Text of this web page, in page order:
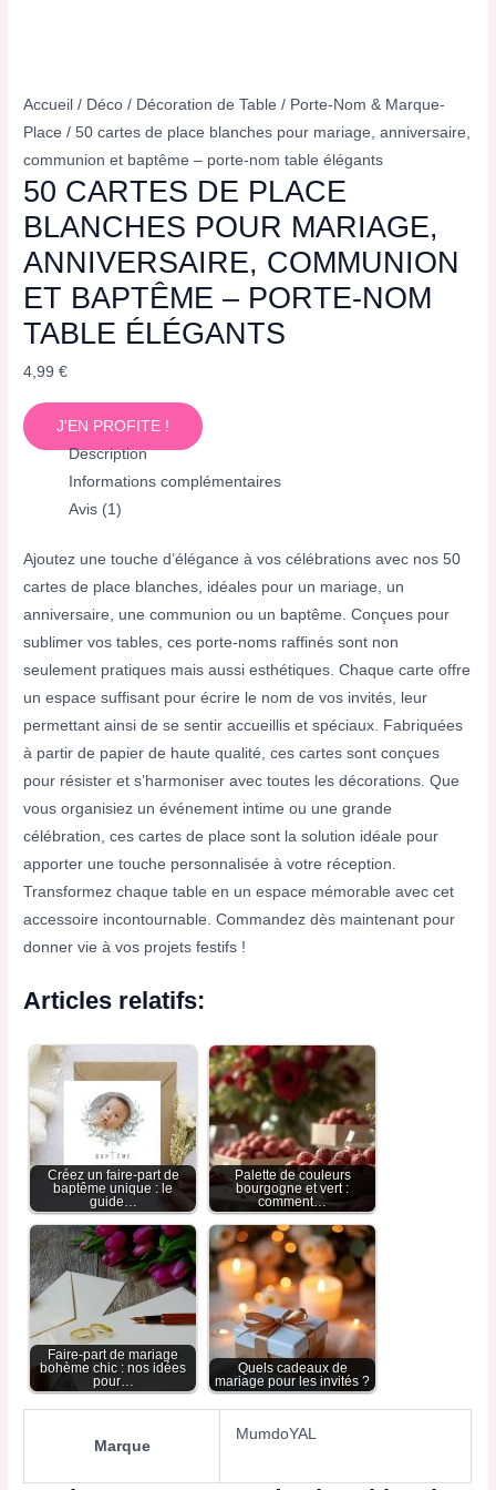
Accueil / Déco / Décoration de Table / Porte-Nom & Marque-
Place / 50 cartes de place blanches pour mariage, anniversaire,
communion et baptême – porte-nom table élégants
50 CARTES DE PLACE
BLANCHES POUR MARIAGE,
ANNIVERSAIRE, COMMUNION
ET BAPTÊME – PORTE-NOM
TABLE ÉLÉGANTS
4,99€
J'EN PROFITE !
Description
Informations complémentaires
Avis (1)
Ajoutez une touche d’élégance à vos célébrations avec nos 50
cartes de place blanches, idéales pour un mariage, un
anniversaire, une communion ou un baptême. Conçues pour
sublimer vos tables, ces porte-noms raffinés sont non
seulement pratiques mais aussi esthétiques. Chaque carte offre
un espace suffisant pour écrire le nom de vos invités, leur
permettant ainsi de se sentir accueillis et spéciaux. Fabriquées
à partir de papier de haute qualité, ces cartes sont conçues
pour résister et s’harmoniser avec toutes les décorations. Que
vous organisiez un événement intime ou une grande
célébration, ces cartes de place sont la solution idéale pour
apporter une touche personnalisée à votre réception.
Transformez chaque table en un espace mémorable avec cet
accessoire incontournable. Commandez dès maintenant pour
donner vie à vos projets festifs !
Articles relatifs:
Créez un faire-part de
baptême unique : le
guide…
Palette de couleurs
bourgogne et vert :
comment…
Faire-part de mariage
bohème chic : nos idées
pour…
Quels cadeaux de
mariage pour les invités ?
Marque
MumdoYAL